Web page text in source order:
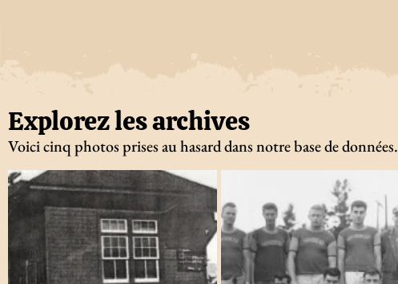
Explorez les archives
Voici cinq photos prises au hasard dans notre base de données.